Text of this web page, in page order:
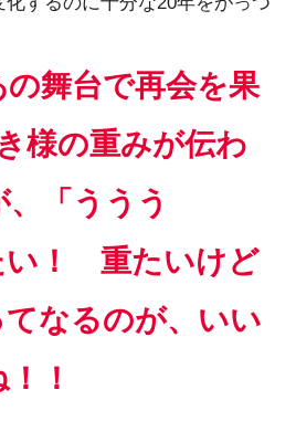
舞台で再会を果
様の重みが伝わ
「ううう
！ 重たいけど
なるのが、いい
！